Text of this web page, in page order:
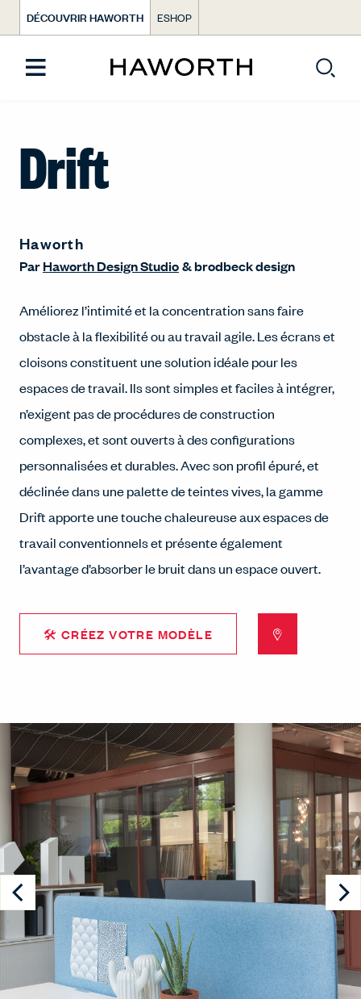
DÉCOUVRIR HAWORTH ESHOP
Drift
Haworth
ParHaworth Design Studio&brodbeck design
Améliorez l’intimité et la concentration sans faire
obstacle à la flexibilité ou au travail agile. Les écrans et
cloisons constituent une solution idéale pour les
espaces de travail. Ils sont simples et faciles à intégrer,
n’exigent pas de procédures de construction
complexes, et sont ouverts à des configurations
personnalisées et durables. Avec son profil épuré, et
déclinée dans une palette de teintes vives, la gamme
Drift apporte une touche chaleureuse aux espaces de
travail conventionnels et présente également
l’avantage d’absorber le bruit dans un espace ouvert.
🛠 CRÉEZ VOTRE MODÈLE